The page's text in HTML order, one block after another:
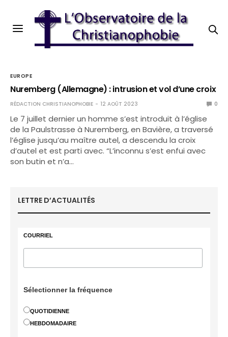
EUROPE
Nuremberg (Allemagne) : intrusion et vol d’une croix
RÉDACTION CHRISTIANOPHOBIE 12 AOÛT 2023 0
Le 7 juillet dernier un homme s’est introduit à l’église
de la Paulstrasse à Nuremberg, en Bavière, a traversé
l’église jusqu’au maître autel, a descendu la croix
d’autel et est parti avec. “L’inconnu s’est enfui avec
son butin et n’a…
LETTRE D’ACTUALITÉS
COURRIEL
Sélectionner la fréquence
QUOTIDIENNE
HEBDOMADAIRE